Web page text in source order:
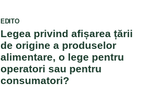
EDITO
Legea privind afișarea țării
de origine a produselor
alimentare, o lege pentru
operatori sau pentru
consumatori?